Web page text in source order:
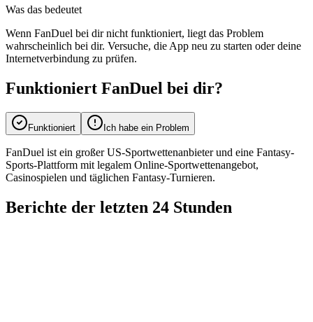
Was das bedeutet
Wenn FanDuel bei dir nicht funktioniert, liegt das Problem
wahrscheinlich bei dir. Versuche, die App neu zu starten oder deine
Internetverbindung zu prüfen.
Funktioniert FanDuel bei dir?
Funktioniert Ich habe ein Problem
FanDuel ist ein großer US-Sportwettenanbieter und eine Fantasy-
Sports-Plattform mit legalem Online-Sportwettenangebot,
Casinospielen und täglichen Fantasy-Turnieren.
Berichte der letzten 24 Stunden